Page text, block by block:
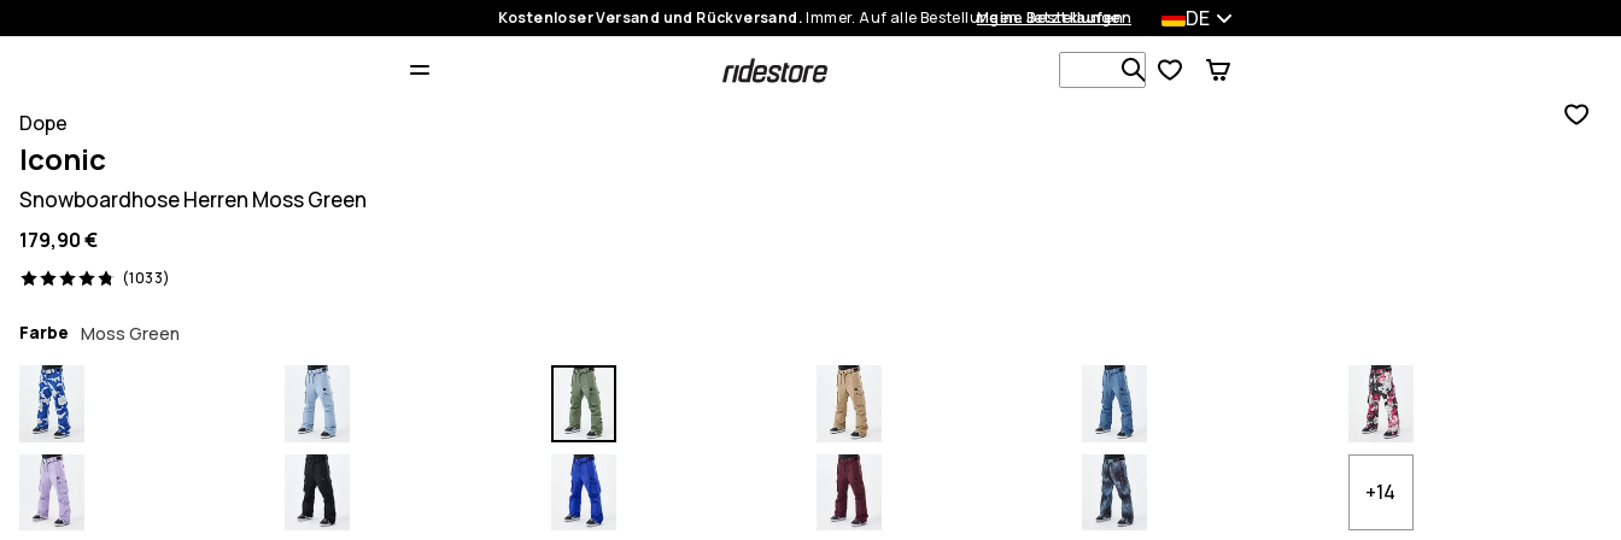
Kostenloser Versand und Rückversand.Immer. Auf alle Bestellungen. Jetzt kaufen
Meine Bestellungen DE
Durchsuche 1 000+ Produkte
Dope
Iconic
Snowboardhose Herren Moss Green
179,90 €
(1033)
1033 Reviews, 4.8/5
Farbe Moss Green
+14